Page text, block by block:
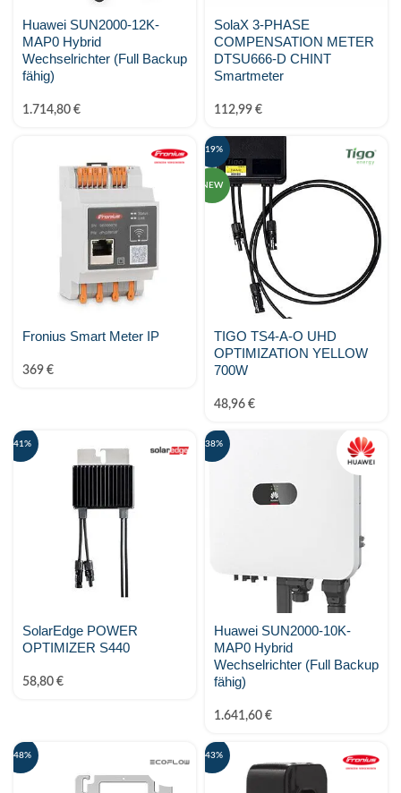
Huawei SUN2000-12K-
MAP0 Hybrid
Wechselrichter (Full Backup
fähig)
1.714,80 €
SolaX 3-PHASE
COMPENSATION METER
DTSU666-D CHINT
Smartmeter
112,99 €
Fronius Smart Meter IP
369 €
-19%
NEW
TIGO TS4-A-O UHD
OPTIMIZATION YELLOW
700W
48,96 €
-41%
SolarEdge POWER
OPTIMIZER S440
58,80 €
-38%
Huawei SUN2000-10K-
MAP0 Hybrid
Wechselrichter (Full Backup
fähig)
1.641,60 €
-48% -43%